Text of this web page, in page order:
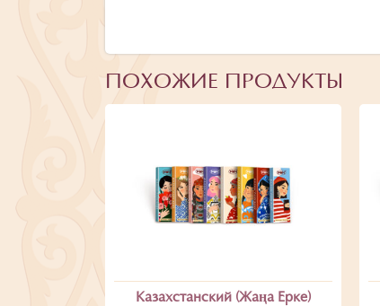
ПОХОЖИЕ ПРОДУКТЫ
Казахстанский (Жаңа Ерке)